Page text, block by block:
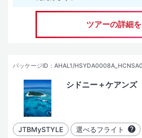
ツアーの詳細
パッケージID：AHAL1/
シドニー＋ケアンズ
JTBMySTYLE 選べるフライト